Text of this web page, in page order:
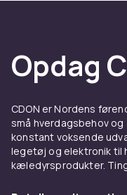
et
støtte, hvis du
strækninger i
Efterår og
Når
der holder
bootsfås i alt fra
Opdag
CDON er Nordens
små hverdagsbehov
konstant voksende
legetøj og elektronik til
kæledyrsprodukter.